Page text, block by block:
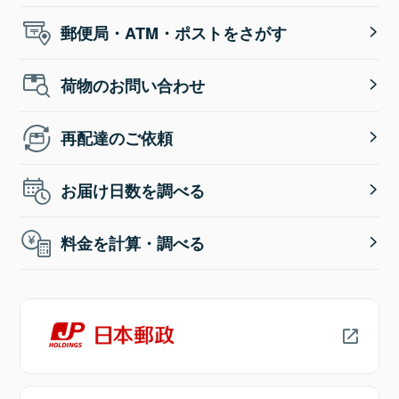
郵便局・ATM・ポストをさがす
荷物のお問い合わせ
再配達のご依頼
お届け日数を調べる
料金を計算・調べる